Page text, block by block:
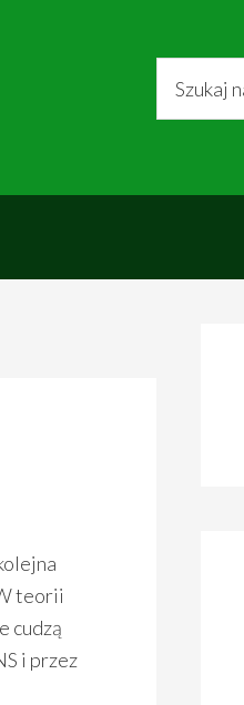
teorii
cudzą
i przez